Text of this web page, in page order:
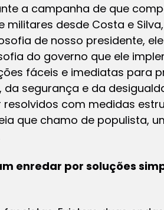
a campanha de que
militares desde Costa e
de nosso presidente,
do governo que ele
fáceis e imediatas para
segurança e da
com medidas
que chamo de populista,
enredar por soluções